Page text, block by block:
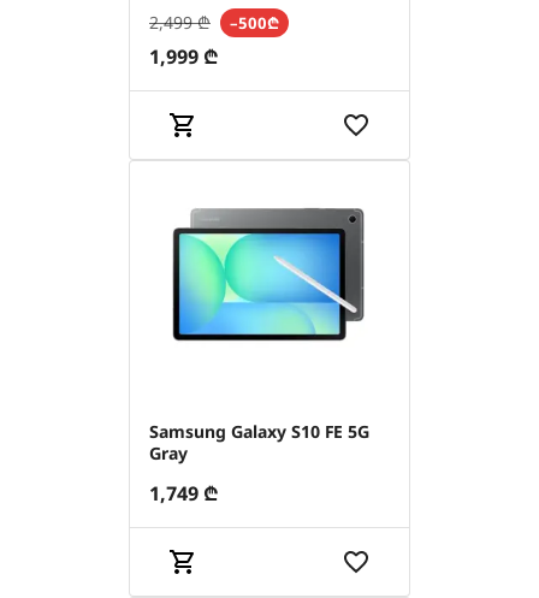
2,499₾ –500₾
1,999 ₾
Samsung Galaxy S10 FE 5G
Gray
1,749 ₾